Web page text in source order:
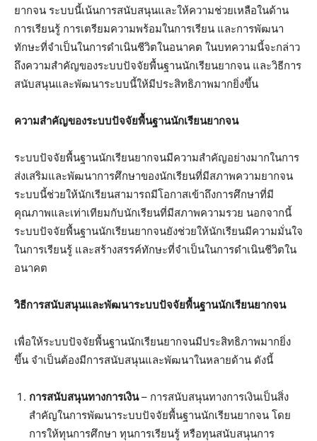
ยากจน ระบบนี้เน้นการสนับสนุนและให้ความช่วยเหลือในด้าน
การเรียนรู้ การเตรียมความพร้อมในการเรียน และการพัฒนา
ทักษะที่จำเป็นในการดำเนินชีวิตในอนาคต ในบทความนี้จะกล่าว
ถึงความสำคัญของระบบปัจจัยพื้นฐานนักเรียนยากจน และวิธีการ
สนับสนุนและพัฒนาระบบนี้ให้มีประสิทธิภาพมากยิ่งขึ้น
ความสำคัญของระบบปัจจัยพื้นฐานนักเรียนยากจน
ระบบปัจจัยพื้นฐานนักเรียนยากจนมีความสำคัญอย่างมากในการ
ส่งเสริมและพัฒนาการศึกษาของนักเรียนที่มีสภาพความยากจน
ระบบนี้ช่วยให้นักเรียนสามารถมีโอกาสเข้าถึงการศึกษาที่มี
คุณภาพและเท่าเทียมกับนักเรียนที่มีสภาพความรวย นอกจากนี้
ระบบปัจจัยพื้นฐานนักเรียนยากจนยังช่วยให้นักเรียนมีความมั่นใจ
ในการเรียนรู้ และสร้างสรรค์ทักษะที่จำเป็นในการดำเนินชีวิตใน
อนาคต
วิธีการสนับสนุนและพัฒนาระบบปัจจัยพื้นฐานนักเรียนยากจน
เพื่อให้ระบบปัจจัยพื้นฐานนักเรียนยากจนมีประสิทธิภาพมากยิ่ง
ขึ้น จำเป็นต้องมีการสนับสนุนและพัฒนาในหลายด้าน ดังนี้
การสนับสนุนทางการเงิน– การสนับสนุนทางการเงินเป็นสิ่ง
สำคัญในการพัฒนาระบบปัจจัยพื้นฐานนักเรียนยากจน โดย
การให้ทุนการศึกษา ทุนการเรียนรู้ หรือทุนสนับสนุนการ